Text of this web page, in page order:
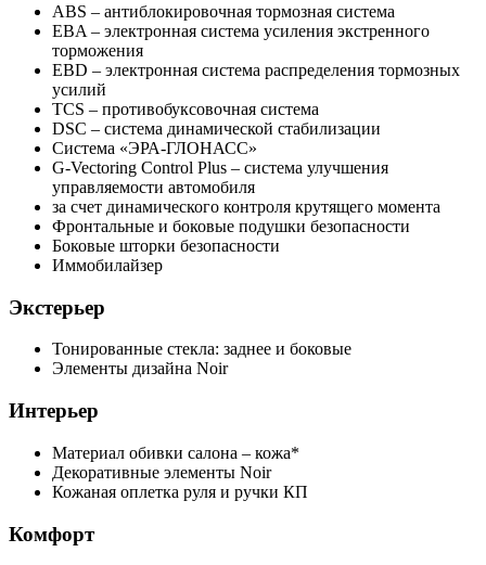
ABS – антиблокировочная тормозная система
EBA – электронная система усиления экстренного
торможения
EBD – электронная система распределения тормозных
усилий
TCS – противобуксовочная система
DSC – система динамической стабилизации
Система «ЭРА-ГЛОНАСС»
G-Vectoring Control Plus – cистема улучшения
управляемости автомобиля
за счет динамического контроля крутящего момента
Фронтальные и боковые подушки безопасности
Боковые шторки безопасности
Иммобилайзер
Экстерьер
Тонированные стекла: заднее и боковые
Элементы дизайна Noir
Интерьер
Материал обивки салона – кожа*
Декоративные элементы Noir
Кожаная оплетка руля и ручки КП
Комфорт